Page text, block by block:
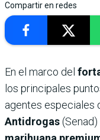
Compartir en redes
En el marco del
los principales
agentes especiales
Antidrogas(Senad)